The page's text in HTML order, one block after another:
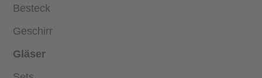
Besteck
Geschirr
Gläser